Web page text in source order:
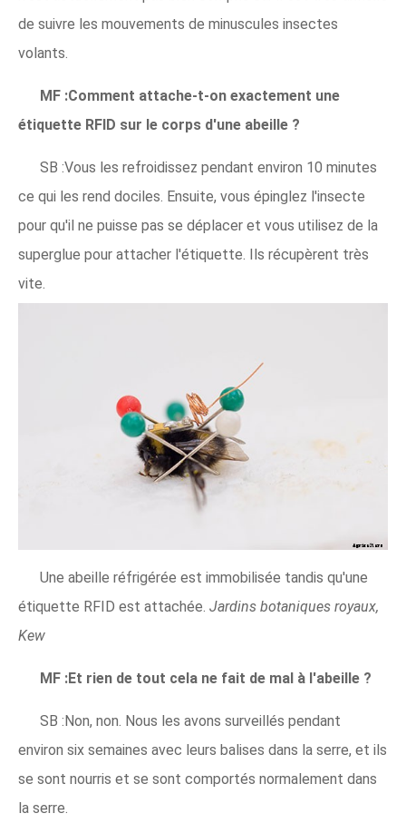
de suivre les mouvements de minuscules insectes
volants.
MF :Comment attache-t-on exactement une
étiquette RFID sur le corps d'une abeille ?
SB :Vous les refroidissez pendant environ 10 minutes
ce qui les rend dociles. Ensuite, vous épinglez l'insecte
pour qu'il ne puisse pas se déplacer et vous utilisez de la
superglue pour attacher l'étiquette. Ils récupèrent très
vite.
Une abeille réfrigérée est immobilisée tandis qu'une
étiquette RFID est attachée. Jardins botaniques royaux,
Kew
MF :Et rien de tout cela ne fait de mal à l'abeille ?
SB :Non, non. Nous les avons surveillés pendant
environ six semaines avec leurs balises dans la serre, et ils
se sont nourris et se sont comportés normalement dans
la serre.